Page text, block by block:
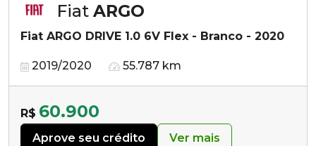
Fiat ARGO
Fiat ARGO DRIVE 1.0 6V Flex - Branco - 2020
2019/2020 55.787 km
R$ 60.900
Aprove seu crédito Ver mais